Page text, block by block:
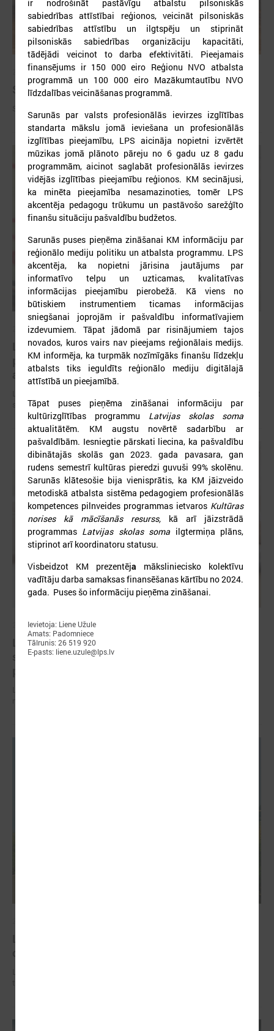
2026. gada 09. jūlijs
Sumināti Latvijas labākie tirgotāji
2026. gada 09. jūlijs
LPS: apreibinošu vielu ietekmē esošu bērnu
profilakses iestādi nedrīkst slēgt bez droša
alternatīva risinājuma
slēgt bez droša alternatīva risinājuma
2026. gada 07. jūlijs
LPS un Labklājības ministrija pārrunā DigiSoc
sadarbības līguma nosacījumus un datu
ir nodrošināt pastāvīgu atbalstu pilsoniskās
sabiedrības attīstībai reģionos, veicināt pilsoniskās
sabiedrības attīstību un ilgtspēju un stiprināt
pilsoniskās sabiedrības organizāciju kapacitāti,
tādējādi veicinot to darba efektivitāti. Pieejamais
finansējums ir 150 000 eiro Reģionu NVO atbalsta
programmā un 100 000 eiro Mazākumtautību NVO
līdzdalības veicināšanas programmā.
Sarunās par valsts profesionālās ievirzes izglītības
standarta mākslu jomā ieviešana un profesionālās
izglītības pieejamību, LPS aicināja nopietni izvērtēt
mūzikas jomā plānoto pāreju no 6 gadu uz 8 gadu
programmām, aicinot saglabāt profesionālās ievirzes
vidējās izglītības pieejamību reģionos. KM secinājusi,
ka minēta pieejamība nesamazinoties, tomēr LPS
akcentēja pedagogu trūkumu un pastāvošo sarežģīto
finanšu situāciju pašvaldību budžetos.
Sarunās puses pieņēma zināšanai KM informāciju par
reģionālo mediju politiku un atbalsta programmu. LPS
akcentēja, ka nopietni jārisina jautājums par
informatīvo telpu un uzticamas, kvalitatīvas
informācijas pieejamību pierobežā. Kā viens no
būtiskiem instrumentiem ticamas informācijas
sniegšanai joprojām ir pašvaldību informatīvajiem
izdevumiem. Tāpat jādomā par risinājumiem tajos
novados, kuros vairs nav pieejams reģionālais medijs.
KM informēja, ka turpmāk nozīmīgāks finanšu līdzekļu
atbalsts tiks ieguldīts reģionālo mediju digitālajā
attīstībā un pieejamībā.
Tāpat puses pieņēma zināšanai informāciju par
kultūrizglītības programmu Latvijas skolas soma
aktualitātēm. KM augstu novērtē sadarbību ar
pašvaldībām. Iesniegtie pārskati liecina, ka pašvaldību
dibinātajās skolās gan 2023. gada pavasara, gan
rudens semestrī kultūras pieredzi guvuši 99% skolēnu.
Sarunās klātesošie bija vienisprātis, ka KM jāizveido
metodiskā atbalsta sistēma pedagogiem profesionālās
kompetences pilnveides programmas ietvaros Kultūras
norises kā mācīšanās resurss, kā arī jāizstrādā
programmas Latvijas skolas soma ilgtermiņa plāns,
stiprinot arī koordinatoru statusu.
Visbeidzot KM prezentēja māksliniecisko kolektīvu
vadītāju darba samaksas finansēšanas kārtību no 2024.
gada. Puses šo informāciju pieņēma zināšanai.
Ievietoja: Liene Užule
Amats: Padomniece
Tālrunis: 26 519 920
E-pasts: liene.uzule@lps.lv